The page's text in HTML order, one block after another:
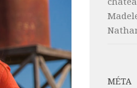
MÉTA